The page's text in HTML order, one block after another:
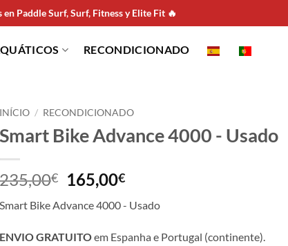
Paddle Surf, Surf, Fitness y Elite Fit 🔥
RECONDICIONADO
INÍCIO / RECONDICIONADO
Smart Bike Advance 4000 - Usado
235,00€ 165,00€
Smart Bike Advance 4000 - Usado
ENVIO GRATUITOem Espanha e Portugal (continente).